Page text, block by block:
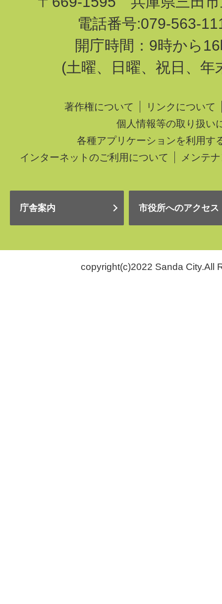
電話番号:079-563-
開庁時間：9時から
(土曜、日曜、祝日、年
著作権について
リンクについて
個人情報等の取り扱い
各種アプリケーションを利用す
インターネットのご利用について
メンテ
庁舎案内 市役所へのアクセス
copyright(c)2022 Sanda City.All